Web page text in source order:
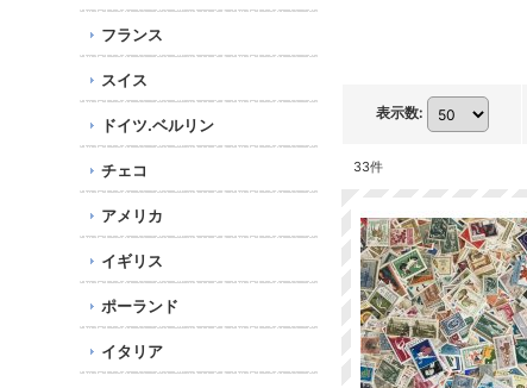
フランス
スイス
ドイツ.ベルリン
チェコ
アメリカ
イギリス
ポーランド
イタリア
表示数:
33件